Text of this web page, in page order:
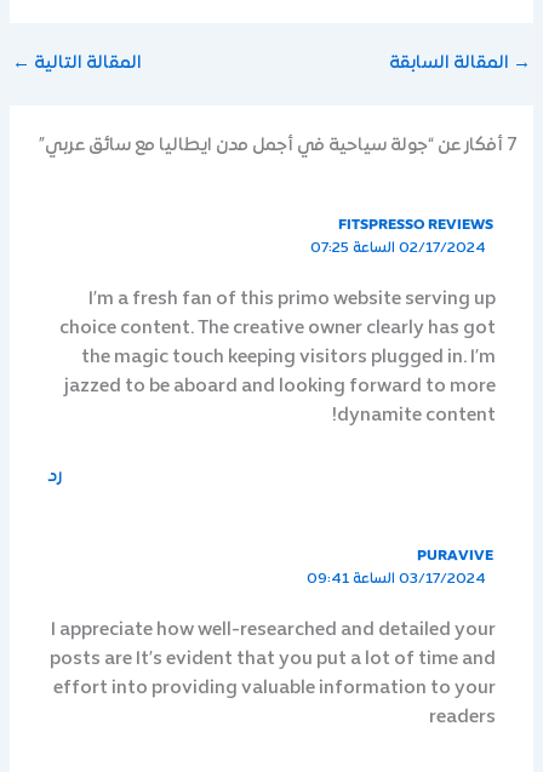
→ المقالة السابقة المقالة التالية ←
7 أفكار عن “جولة سياحية في أجمل مدن ايطاليا مع سائق عربي”
FITSPRESSO REVIEWS
02/17/2024 الساعة 07:25
I’m a fresh fan of this primo website serving up
choice content. The creative owner clearly has got
the magic touch keeping visitors plugged in. I’m
jazzed to be aboard and looking forward to more
dynamite content!
رد
PURAVIVE
03/17/2024 الساعة 09:41
I appreciate how well-researched and detailed your
posts are It’s evident that you put a lot of time and
effort into providing valuable information to your
readers